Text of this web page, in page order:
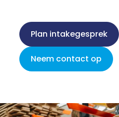
Plan intakegesprek
Plan intakegesprek
Neem contact op